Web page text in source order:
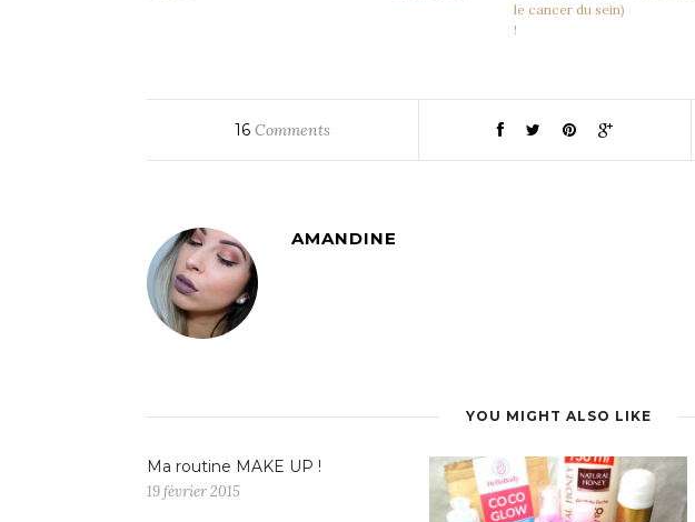
le cancer du sein)
!
16 Comments
AMANDINE
YOU MIGHT ALSO LIKE
Ma routine MAKE UP !
19 février 2015